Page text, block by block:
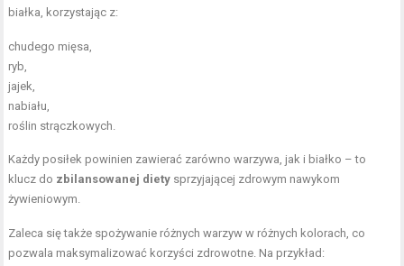
białka, korzystając z:
chudego mięsa,
ryb,
jajek,
nabiału,
roślin strączkowych.
Każdy posiłek powinien zawierać zarówno warzywa, jak i białko – to
klucz do zbilansowanej diety sprzyjającej zdrowym nawykom
żywieniowym.
Zaleca się także spożywanie różnych warzyw w różnych kolorach, co
pozwala maksymalizować korzyści zdrowotne. Na przykład: